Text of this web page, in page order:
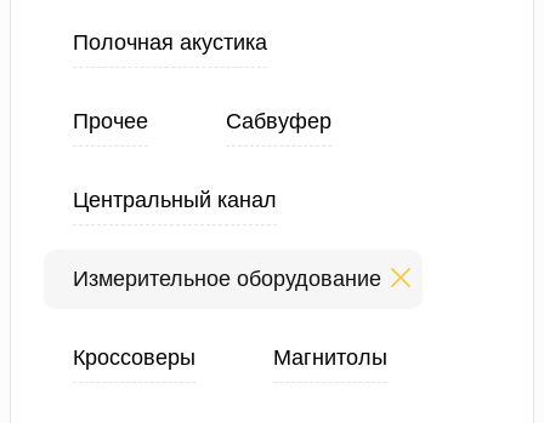
Полочная акустика
Прочее Сабвуфер
Центральный канал
Измерительное оборудование
Кроссоверы Магнитолы